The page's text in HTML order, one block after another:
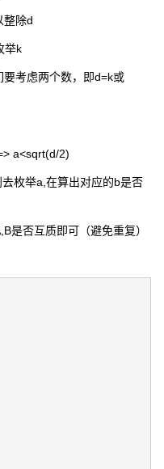
整除d
举k
考虑两个数，即d=k或
a<sqrt(d/2)
枚举a,在算出对应的b是否
是否互质即可（避免重复）